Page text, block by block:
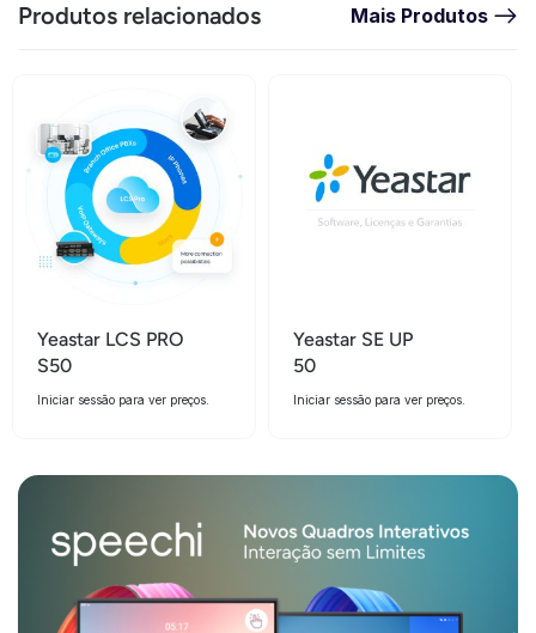
Produtos relacionados Mais Produtos
Yeastar LCS PRO
S50
Iniciar sessão para ver preços.
Yeastar SE UP
50
Iniciar sessão para ver preços.